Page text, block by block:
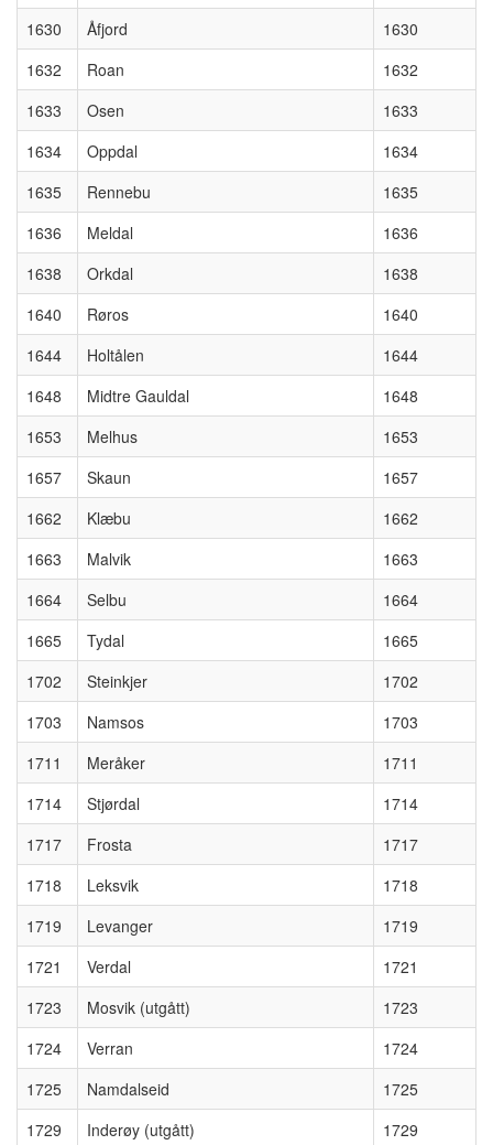
1630
Åfjord
1630
1632
Roan
1632
1633
Osen
1633
1634
Oppdal
1634
1635
Rennebu
1635
1636
Meldal
1636
1638
Orkdal
1638
1640
Røros
1640
1644
Holtålen
1644
1648
Midtre Gauldal
1648
1653
Melhus
1653
1657
Skaun
1657
1662
Klæbu
1662
1663
Malvik
1663
1664
Selbu
1664
1665
Tydal
1665
1702
Steinkjer
1702
1703
Namsos
1703
1711
Meråker
1711
1714
Stjørdal
1714
1717
Frosta
1717
1718
Leksvik
1718
1719
Levanger
1719
1721
Verdal
1721
1723
Mosvik (utgått)
1723
1724
Verran
1724
1725
Namdalseid
1725
1729
Inderøy (utgått) 1729